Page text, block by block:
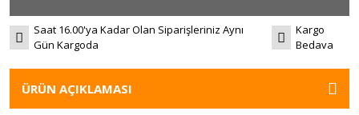
Saat 16.00'ya Kadar Olan Siparişleriniz Aynı
Gün Kargoda
Kargo
Bedava
ÜRÜN AÇIKLAMASI